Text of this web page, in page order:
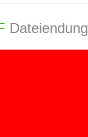
Dateiendung